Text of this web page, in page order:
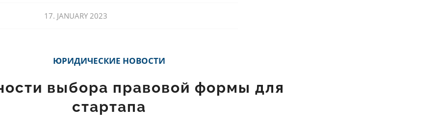
17. JANUARY 2023
ЮРИДИЧЕСКИЕ НОВОСТИ
выбора правовой формы для
стартапа